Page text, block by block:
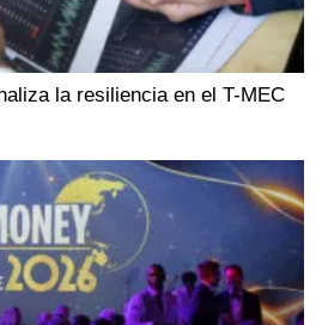
la resiliencia en el T-MEC